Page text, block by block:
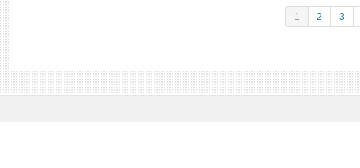
1 2 3